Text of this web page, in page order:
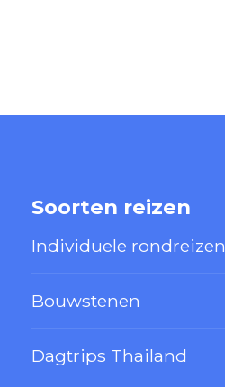
Soorten reizen
Individuele rondreizen
Bouwstenen
Dagtrips Thailand